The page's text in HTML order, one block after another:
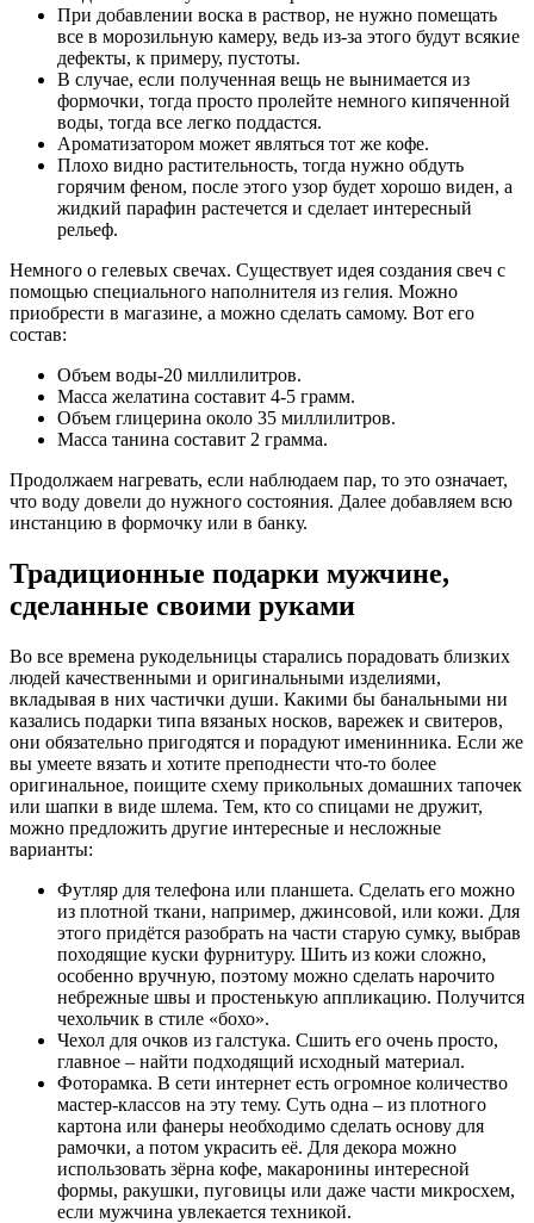
При добавлении воска в раствор, не нужно помещать
все в морозильную камеру, ведь из-за этого будут всякие
дефекты, к примеру, пустоты.
В случае, если полученная вещь не вынимается из
формочки, тогда просто пролейте немного кипяченной
воды, тогда все легко поддастся.
Ароматизатором может являться тот же кофе.
Плохо видно растительность, тогда нужно обдуть
горячим феном, после этого узор будет хорошо виден, а
жидкий парафин растечется и сделает интересный
рельеф.
Немного о гелевых свечах. Существует идея создания свеч с
помощью специального наполнителя из гелия. Можно
приобрести в магазине, а можно сделать самому. Вот его
состав:
Объем воды-20 миллилитров.
Масса желатина составит 4-5 грамм.
Объем глицерина около 35 миллилитров.
Масса танина составит 2 грамма.
Продолжаем нагревать, если наблюдаем пар, то это означает,
что воду довели до нужного состояния. Далее добавляем всю
инстанцию в формочку или в банку.
Традиционные подарки мужчине,
сделанные своими руками
Во все времена рукодельницы старались порадовать близких
людей качественными и оригинальными изделиями,
вкладывая в них частички души. Какими бы банальными ни
казались подарки типа вязаных носков, варежек и свитеров,
они обязательно пригодятся и порадуют именинника. Если же
вы умеете вязать и хотите преподнести что-то более
оригинальное, поищите схему прикольных домашних тапочек
или шапки в виде шлема. Тем, кто со спицами не дружит,
можно предложить другие интересные и несложные
варианты:
Футляр для телефона или планшета. Сделать его можно
из плотной ткани, например, джинсовой, или кожи. Для
этого придётся разобрать на части старую сумку, выбрав
походящие куски фурнитуру. Шить из кожи сложно,
особенно вручную, поэтому можно сделать нарочито
небрежные швы и простенькую аппликацию. Получится
чехольчик в стиле «бохо».
Чехол для очков из галстука. Сшить его очень просто,
главное – найти подходящий исходный материал.
Фоторамка. В сети интернет есть огромное количество
мастер-классов на эту тему. Суть одна – из плотного
картона или фанеры необходимо сделать основу для
рамочки, а потом украсить её. Для декора можно
использовать зёрна кофе, макаронины интересной
формы, ракушки, пуговицы или даже части микросхем,
если мужчина увлекается техникой.